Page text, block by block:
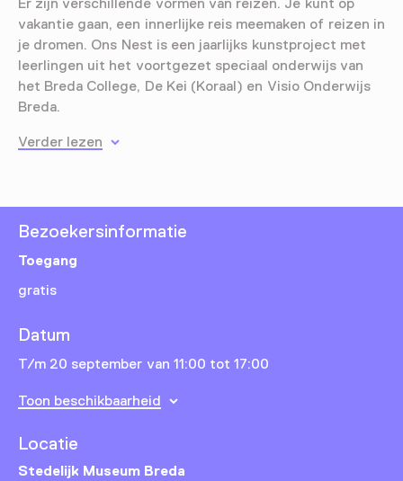
Er zijn verschillende vormen van reizen. Je kunt op
vakantie gaan, een innerlijke reis meemaken of reizen in
je dromen. Ons Nest is een jaarlijks kunstproject met
leerlingen uit het voortgezet speciaal onderwijs van
het Breda College, De Kei (Koraal) en Visio Onderwijs
Breda.
Verder lezen
Bezoekersinformatie
Toegang
gratis
Datum
T/m 20 september van 11:00 tot 17:00
Toon beschikbaarheid
Locatie
Stedelijk Museum Breda